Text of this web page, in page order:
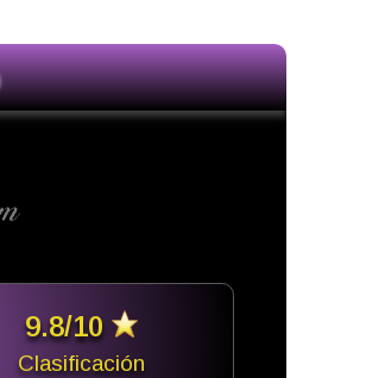
9.8/10
Clasificación